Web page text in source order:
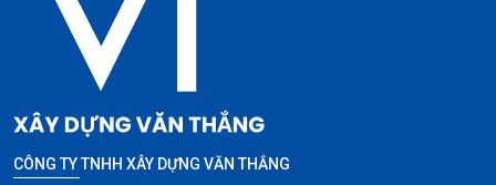
CÔNG TY TNHH XÂY DỰNG VĂN THẮNG